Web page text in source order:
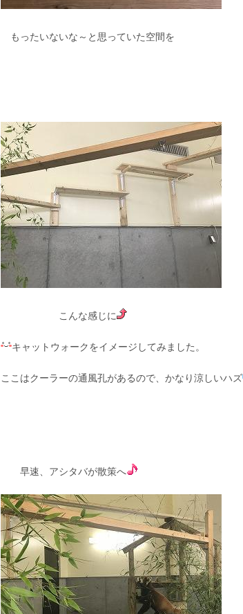
もったいないな～と思っていた空間を
こんな感じに
キャットウォークをイメージしてみました。
ここはクーラーの通風孔があるので、かなり涼しいハズ
早速、アシタバが散策へ